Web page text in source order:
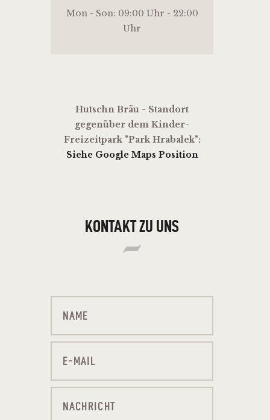
Mon - Son: 09:00 Uhr - 22:00
Uhr
Hutschn Bräu - Standort
gegenüber dem Kinder-
Freizeitpark "Park Hrabalek":
Siehe Google Maps Position
KONTAKT ZU UNS